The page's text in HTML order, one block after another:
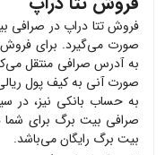
فروشتتا دراپ در صرافی
صورت می‌گیرد. برای
به آدرس صرافی منتقل
صورت آنی به کیف پول
به حساب بانکی نیز، در
صرافی بیت برگ برای شما
بیت برگ رایگان می‌باشد.